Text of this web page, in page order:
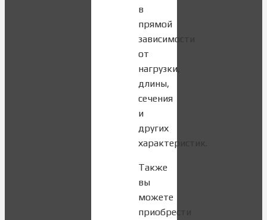
в
прямой
зависимости
от
нагрузки,
длины,
сечения
и
других
характеристик.
Также
вы
можете
приобрести